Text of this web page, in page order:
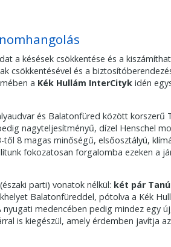
a késések csökkentése és a
csökkentésével és a
a Kék Hullám InterCityk idén
és Balatonfüred között korszerű
nagyteljesítményű, dízel Henschel
8 magas minőségű, elsőosztályú,
fokozatosan forgalomba ezeken a
parti) vonatok nélkül: két pár
Balatonfüreddel, pótolva a Kék
medencében pedig mindez egy
is kiegészül, amely érdemben javítja